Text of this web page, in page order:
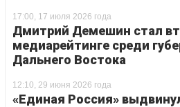
17:00, 17 июля 2026 года
Дмитрий Демешин стал
медиарейтинге среди
Дальнего Востока
12:10, 29 июня 2026 года
«Единая Россия»